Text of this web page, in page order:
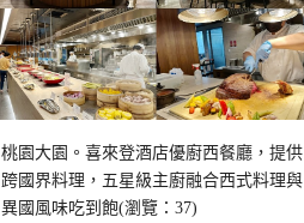
桃園大園。喜來登酒店優廚西餐廳，提供
跨國界料理，五星級主廚融合西式料理與
異國風味吃到飽(瀏覽：37)